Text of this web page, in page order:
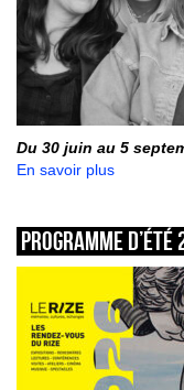
Du 30 juin au 5
En savoir plus
Programme d’été